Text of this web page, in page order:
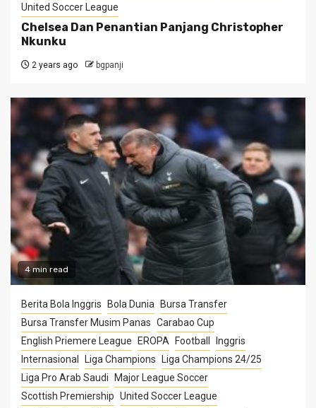
United Soccer League
Chelsea Dan Penantian Panjang Christopher
Nkunku
2 years ago bgpanji
4 min read
Berita Bola Inggris Bola Dunia
Bursa Transfer
Bursa Transfer Musim Panas Carabao Cup
English Priemere League
EROPA Football
Inggris
Internasional
Liga Champions
Liga Champions 24/25
Liga Pro Arab Saudi
Major League Soccer
Scottish Premiership United Soccer League